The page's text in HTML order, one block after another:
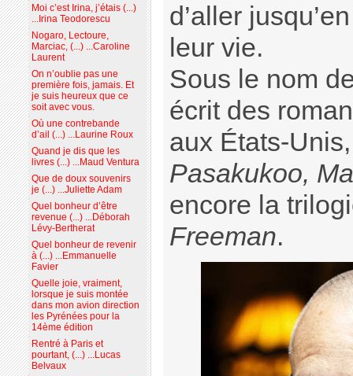
d’aller
leur vie.
Sous le nom
écrit des
aux États-
Pasakukoo,
encore la
Freeman.
Moi c’est Irina, j’étais (...)
...Irina Teodorescu
Nogaro, Lectoure,
Marciac, (...) ...Caroline
Laurent
On n’oublie pas une
première fois, jamais. Et
je suis heureux que ce
soit avec vous.
Où une contrebande
d’ail (...) ...Laurine Roux
Quand je dis que les
livres (...) ...Maud Ventura
Que de doux souvenirs
je (...) ...Juliette Adam
Quel bonheur d’être
revenue (...) ...Déborah
Lévy-Bertherat
Quel bonheur de revenir
à (...) ...Emmanuelle
Favier
Quelle joie, vraiment,
lorsque je suis montée
dans mon avion direction
les Pyrénées pour la
14ème édition
Rentré à Paris et
pourtant, (...) ...Lucas
Belvaux